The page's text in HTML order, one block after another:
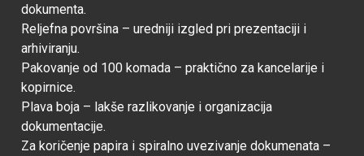
dokumenta.
Reljefna površina – uredniji izgled pri prezentaciji i
arhiviranju.
Pakovanje od 100 komada – praktično za kancelarije i
kopirnice.
Plava boja – lakše razlikovanje i organizacija
dokumentacije.
Za koričenje papira i spiralno uvezivanje dokumenata –